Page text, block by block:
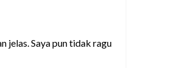
jelas. Saya pun tidak ragu